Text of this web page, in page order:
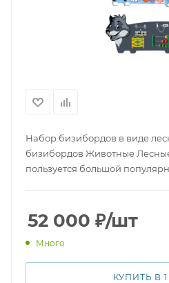
Набор бизибордов в виде
бизибордов Животные
пользуется большой
которые закреплены на
Благодаря занятиям малыш
бытовым навыкам, как
открывание и закрывание
научиться устному счету,
52 000 ₽/шт
Много
КУПИТЬ В